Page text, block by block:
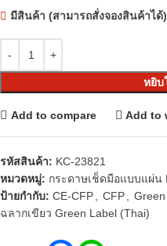
มีสินค้า (สามารถสั่งจองสินค้าได้)
หยิบ
Add to compare Add to
รหัสสินค้า: KC-23821
หมวดหมู่: กระดาษเช็ดมือแบบแผ่น
ป้ายกำกับ: CE-CFP, CFP,
ฉลากเขียว Green Label (Thai)